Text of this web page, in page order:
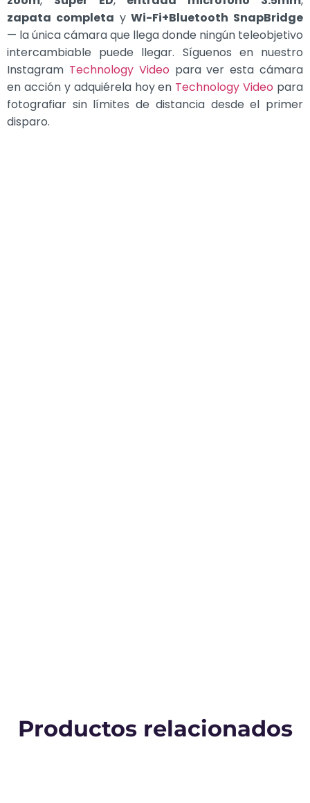
zapata completa yWi-Fi+Bluetooth SnapBridge
— laúnica cámara que llega donde ningún teleobjetivo
intercambiable puede llegar. Síguenos en nuestro
Instagram Technology Video para ver estacámara
en acción y adquiérela hoy en Technology Video para
fotografiar sin límites de distancia desde el primer
disparo.
Productos relacionados